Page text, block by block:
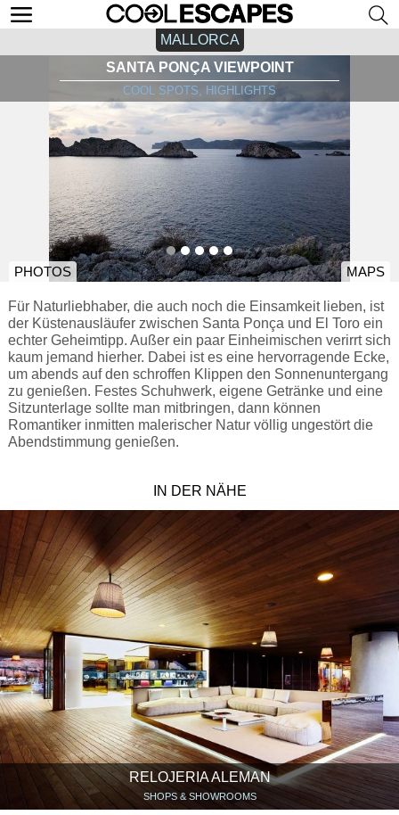
MALLORCA
SANTA PONÇA VIEWPOINT
COOL SPOTS, HIGHLIGHTS
PHOTOS MAPS
Für Naturliebhaber, die auch noch die Einsamkeit lieben, ist
der Küstenausläufer zwischen Santa Ponça und El Toro ein
echter Geheimtipp. Außer ein paar Einheimischen verirrt sich
kaum jemand hierher. Dabei ist es eine hervorragende Ecke,
um abends auf den schroffen Klippen den Sonnenuntergang
zu genießen. Festes Schuhwerk, eigene Getränke und eine
Sitzunterlage sollte man mitbringen, dann können
Romantiker inmitten malerischer Natur völlig ungestört die
Abendstimmung genießen.
IN DER NÄHE
RELOJERIA ALEMAN
SHOPS & SHOWROOMS